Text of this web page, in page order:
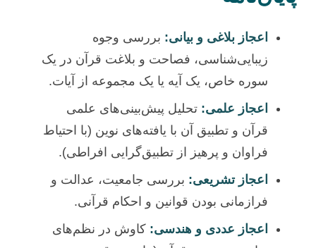
اعجاز بلاغی و بیانی: بررسی وجوه
زیبایی‌شناسی، فصاحت و بلاغت قرآن در یک
سوره خاص، یک آیه یا یک مجموعه از آیات.
اعجاز علمی: تحلیل پیش‌بینی‌های علمی
قرآن و تطبیق آن با یافته‌های نوین (با احتیاط
فراوان و پرهیز از تطبیق‌گرایی افراطی).
اعجاز تشریعی: بررسی جامعیت، عدالت و
فرازمانی بودن قوانین و احکام قرآنی.
اعجاز عددی و هندسی: کاوش در نظم‌های